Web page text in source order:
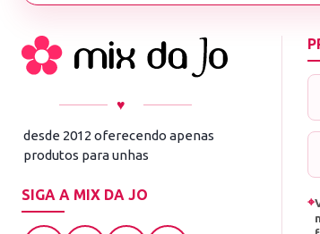
♥
desde 2012 oferecendo apenas
produtos para unhas
SIGA A MIX DA JO ⌖